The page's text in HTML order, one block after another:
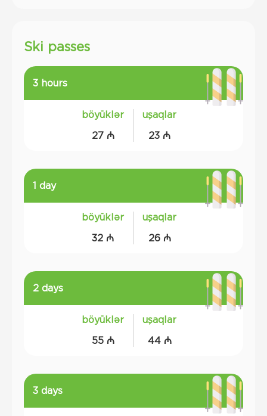
Ski passes
3 hours
böyüklər
27 ₼
uşaqlar
23 ₼
1 day
böyüklər
32 ₼
uşaqlar
26 ₼
2 days
böyüklər
55 ₼
uşaqlar
44 ₼
3 days